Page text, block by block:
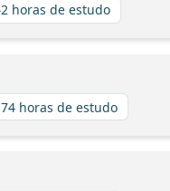
horas de estudo
74 horas de estudo